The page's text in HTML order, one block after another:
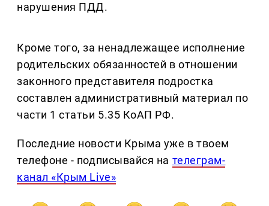
нарушения ПДД.
Кроме того, за ненадлежащее исполнение
родительских обязанностей в отношении
законного представителя подростка
составлен административный материал по
части 1 статьи 5.35 КоАП РФ.
Последние новости Крыма уже в твоем
телефоне - подписывайся на телеграм-
канал «Крым Live»